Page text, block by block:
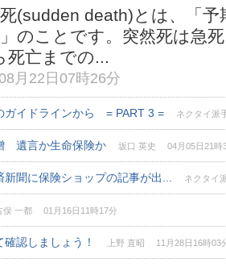
(sudden death)とは、「
のことです。突然死は急
死亡までの...
22日07時26分
ガイドラインから = PART 3 = ネクタイ派
遺言か生命保険か 坂口 英史 04月05日21時
聞に保険ショップの記事が出... ネクタイ
一都 01月16日11時17分
認しましょう！ 上野 直昭 11月28日16時03